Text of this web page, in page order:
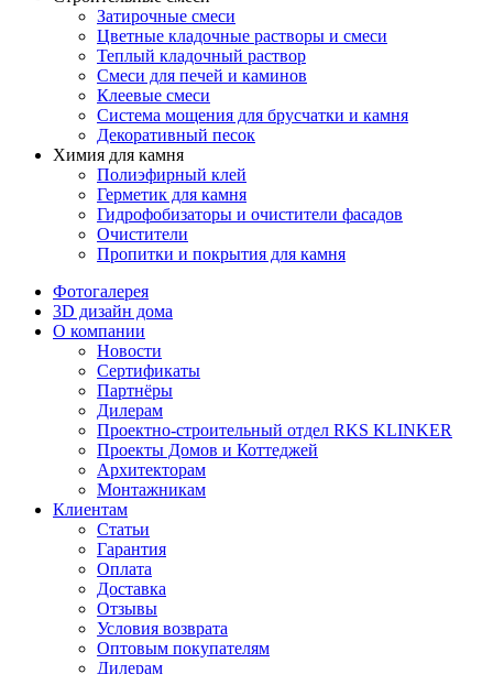
Затирочные смеси
Цветные кладочные растворы и смеси
Теплый кладочный раствор
Смеси для печей и каминов
Клеевые смеси
Система мощения для брусчатки и камня
Декоративный песок
Химия для камня
Полиэфирный клей
Герметик для камня
Гидрофобизаторы и очистители фасадов
Очистители
Пропитки и покрытия для камня
Фотогалерея
3D дизайн дома
О компании
Новости
Сертификаты
Партнёры
Дилерам
Проектно-строительный отдел RKS KLINKER
Проекты Домов и Коттеджей
Архитекторам
Монтажникам
Клиентам
Статьи
Гарантия
Оплата
Доставка
Отзывы
Условия возврата
Оптовым покупателям
Дилерам